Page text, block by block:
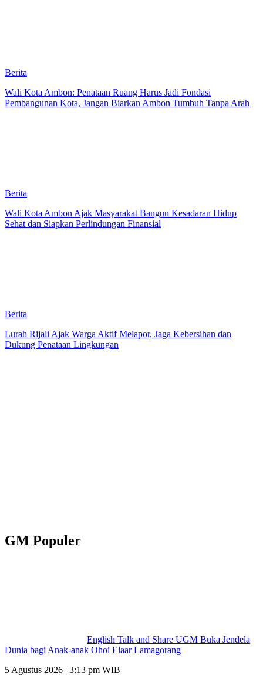
Berita
Wali Kota Ambon: Penataan Ruang Harus Jadi Fondasi
Pembangunan Kota, Jangan Biarkan Ambon Tumbuh Tanpa Arah
Berita
Wali Kota Ambon Ajak Masyarakat Bangun Kesadaran Hidup
Sehat dan Siapkan Perlindungan Finansial
Berita
Lurah Rijali Ajak Warga Aktif Melapor, Jaga Kebersihan dan
Dukung Penataan Lingkungan
GM Populer
English Talk and Share UGM Buka Jendela
Dunia bagi Anak-anak Ohoi Elaar Lamagorang
5 Agustus 2026 | 3:13 pm WIB